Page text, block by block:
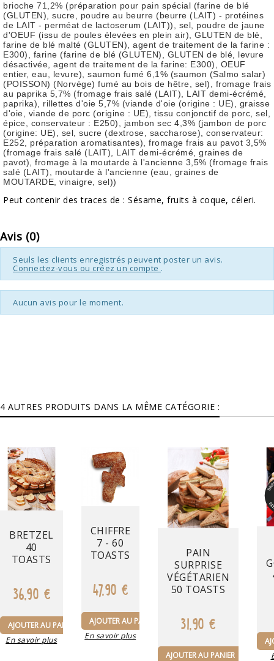
brioche 71,2% (préparation pour pain spécial (farine de blé
(GLUTEN), sucre, poudre au beurre (beurre (LAIT) - protéines
de LAIT - perméat de lactoserum (LAIT)), sel, poudre de jaune
d'OEUF (issu de poules élevées en plein air), GLUTEN de blé,
farine de blé malté (GLUTEN), agent de traitement de la farine :
E300), farine (farine de blé (GLUTEN), GLUTEN de blé, levure
désactivée, agent de traitement de la farine: E300), OEUF
entier, eau, levure), saumon fumé 6,1% (saumon (Salmo salar)
(POISSON) (Norvège) fumé au bois de hêtre, sel), fromage frais
au paprika 5,7% (fromage frais salé (LAIT), LAIT demi-écrémé,
paprika), rillettes d'oie 5,7% (viande d'oie (origine : UE), graisse
d'oie, viande de porc (origine : UE), tissu conjonctif de porc, sel,
épice, conservateur : E250), jambon sec 4,3% (jambon de porc
(origine: UE), sel, sucre (dextrose, saccharose), conservateur:
E252, préparation aromatisantes), fromage frais au pavot 3,5%
(fromage frais salé (LAIT), LAIT demi-écrémé, graines de
pavot), fromage à la moutarde à l'ancienne 3,5% (fromage frais
salé (LAIT), moutarde à l'ancienne (eau, graines de
MOUTARDE, vinaigre, sel))
Peut contenir des traces de : Sésame, fruits à coque, céleri.
Avis (0)
Seuls les clients enregistrés peuvent poster un avis.
Connectez-vous ou créez un compte .
Aucun avis pour le moment.
4 AUTRES PRODUITS DANS LA MÊME CATÉGORIE :
BRETZEL
40
TOASTS
36,90 €
AJOUTER AU PANIER
En savoir plus
CHIFFRE
7 - 60
TOASTS
47,90 €
AJOUTER AU PANIER
En savoir plus
PAIN
SURPRISE
VÉGÉTARIEN
50 TOASTS
31,90 €
AJOUTER AU PANIER